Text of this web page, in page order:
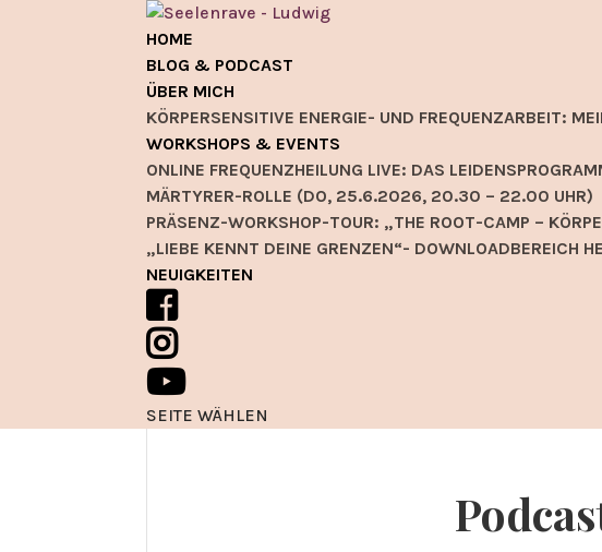
HOME
BLOG & PODCAST
ÜBER MICH
KÖRPERSENSITIVE ENERGIE- UND FREQUENZARBEIT:
WORKSHOPS & EVENTS
ONLINE FREQUENZHEILUNG LIVE: DAS
MÄRTYRER-ROLLE (DO, 25.6.2026, 20.30 – 22.00 UHR)
PRÄSENZ-WORKSHOP-TOUR: „THE ROOT-CAMP –
„LIEBE KENNT DEINE GRENZEN“- DOWNLOADBEREICH
NEUIGKEITEN
SEITE WÄHLEN